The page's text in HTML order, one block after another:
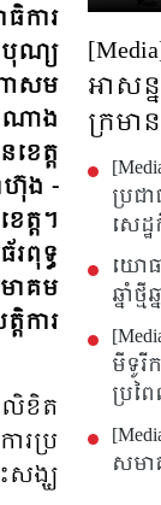
ការ
បុណ្យ
ាសម
ណាង​
េត្ត
ហ៊ុង -
ត្ត។
ពុទ្ធ
ាគម
ការ
លិខិត​
រ​ប្រ​
សង្ឃ​
អាសន្
ក្រមា
ប្រជ
សេដ្ឋ
យោ
ឆ្នាំថ្
មីទូរី
ប្រព
សមា